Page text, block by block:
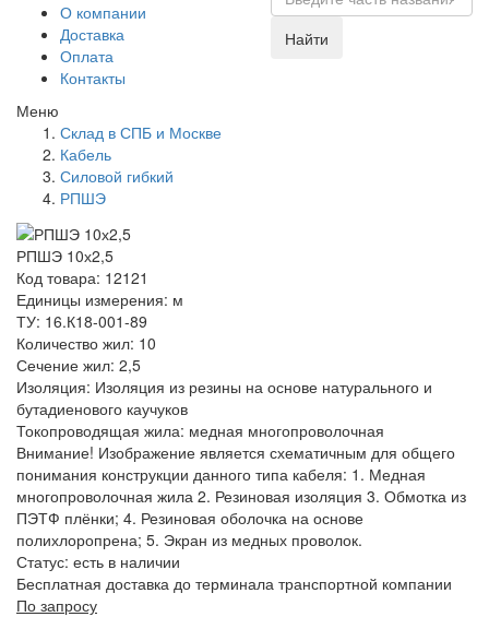
О компании
Доставка
Оплата
Контакты
Найти
Меню
Склад в СПБ и Москве
Кабель
Силовой гибкий
РПШЭ
РПШЭ 10х2,5
Код товара: 12121
Единицы измерения: м
ТУ: 16.К18-001-89
Количество жил: 10
Сечение жил: 2,5
Изоляция: Изоляция из резины на основе натурального и
бутадиенового каучуков
Токопроводящая жила: медная многопроволочная
Внимание! Изображение является схематичным для общего
понимания конструкции данного типа кабеля: 1. Медная
многопроволочная жила 2. Резиновая изоляция 3. Обмотка из
ПЭТФ плёнки; 4. Резиновая оболочка на основе
полихлоропрена; 5. Экран из медных проволок.
Статус: есть в наличии
Бесплатная доставка до терминала транспортной компании
По запросу